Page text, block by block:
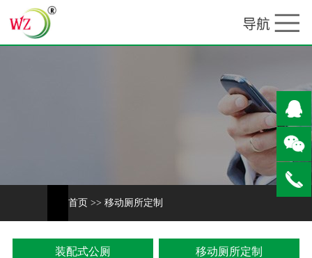
首页 >> 移动厕所定制
装配式公厕 移动厕所定制